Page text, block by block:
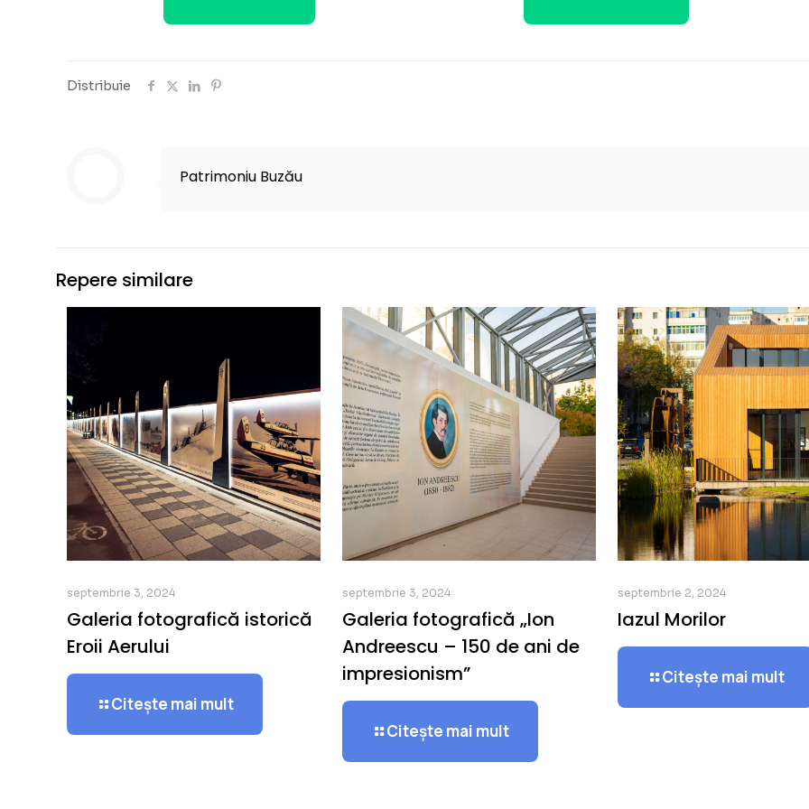
Distribuie
Patrimoniu Buzău
Repere similare
septembrie 3, 2024
Galeria fotografică istorică
Eroii Aerului
Citește mai mult
septembrie 3, 2024
Galeria fotografică „Ion
Andreescu – 150 de ani de
impresionism”
Citește mai mult
septembrie 2, 2024
Iazul Morilor
Citește mai mult